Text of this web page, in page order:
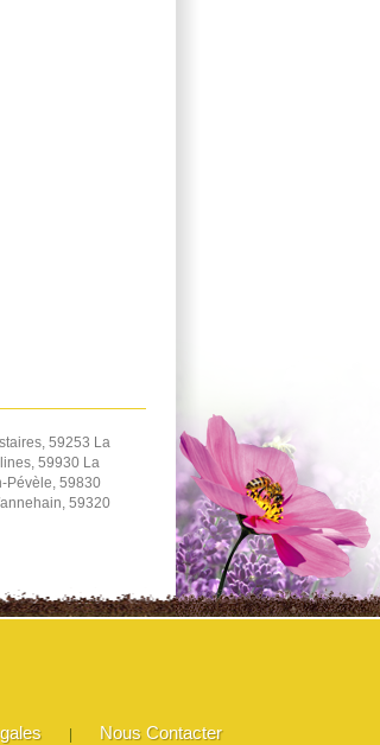
59253 La
59930 La
Pévèle, 59830
59320
Nous Contacter